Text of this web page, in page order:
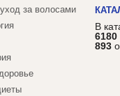
за волосами
В
6180
893